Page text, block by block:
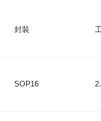
封裝
SOP16